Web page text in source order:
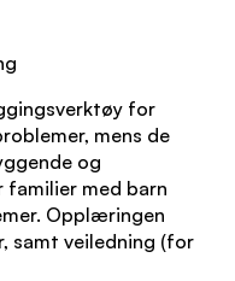
for
mens de
og
med barn
Opplæringen
samt veiledning (for